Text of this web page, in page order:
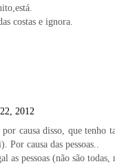
costas e ignora.
2012
por causa disso, que tenho
Por causa das pessoas..
as pessoas (não são todas,